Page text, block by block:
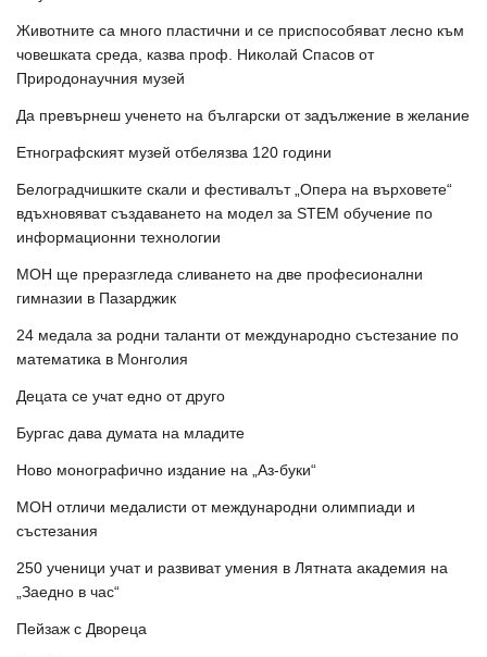
Животните са много пластични и се приспособяват лесно към
човешката среда, казва проф. Николай Спасов от
Природонаучния музей
Да превърнеш ученето на български от задължение в желание
Етнографският музей отбелязва 120 години
Белоградчишките скали и фестивалът „Опера на върховете“
вдъхновяват създаването на модел за STEM обучение по
информационни технологии
МОН ще преразгледа сливането на две професионални
гимназии в Пазарджик
24 медала за родни таланти от международно състезание по
математика в Монголия
Децата се учат едно от друго
Бургас дава думата на младите
Ново монографично издание на „Аз-буки“
МОН отличи медалисти от международни олимпиади и
състезания
250 ученици учат и развиват умения в Лятната академия на
„Заедно в час“
Пейзаж с Двореца